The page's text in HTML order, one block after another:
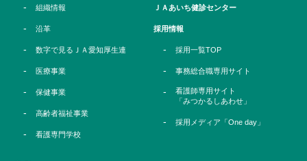
組織情報
沿革
数字で見るＪＡ愛知厚生連
医療事業
保健事業
高齢者福祉事業
看護専門学校
ＪＡあいち健診センター
採用情報
採用一覧TOP
事務総合職専用サイト
看護師専用サイト
「みつかるしあわせ」
採用メディア「One day」